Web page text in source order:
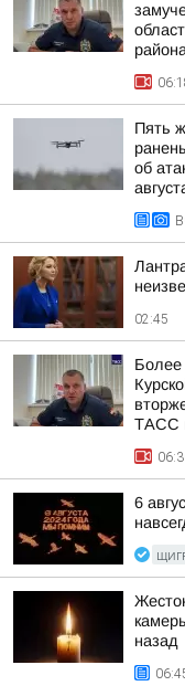
Пять
об
02:45
Более
ТАСС
6
назад